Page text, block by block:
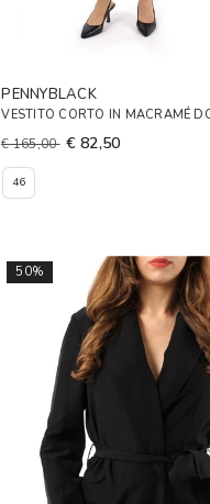
PENNYBLACK
VESTITO CORTO IN MACRAMÉ
€ 165,00 € 82,50
46
50%